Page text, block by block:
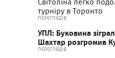
турніру в Торонто
ПЕРЕГЛЯДІВ
УПЛ: Буковина
Шахтар розгромив
ПЕРЕГЛЯДІВ